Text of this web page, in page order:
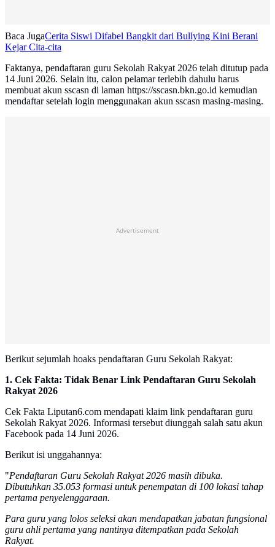
Baca JugaCerita Siswi Difabel Bangkit dari Bullying Kini Berani
Kejar Cita-cita
Faktanya, pendaftaran guru Sekolah Rakyat 2026 telah ditutup pada
14 Juni 2026. Selain itu, calon pelamar terlebih dahulu harus
membuat akun sscasn di laman https://sscasn.bkn.go.id kemudian
mendaftar setelah login menggunakan akun sscasn masing-masing.
Advertisement
Berikut sejumlah hoaks pendaftaran Guru Sekolah Rakyat:
1. Cek Fakta: Tidak Benar Link Pendaftaran Guru Sekolah
Rakyat 2026
Cek Fakta Liputan6.com mendapati klaim link pendaftaran guru
Sekolah Rakyat 2026. Informasi tersebut diunggah salah satu akun
Facebook pada 14 Juni 2026.
Berikut isi unggahannya:
"Pendaftaran Guru Sekolah Rakyat 2026 masih dibuka.
Dibutuhkan 35.053 formasi untuk penempatan di 100 lokasi tahap
pertama penyelenggaraan.
Para guru yang lolos seleksi akan mendapatkan jabatan fungsional
guru ahli pertama yang nantinya ditempatkan pada Sekolah
Rakyat.